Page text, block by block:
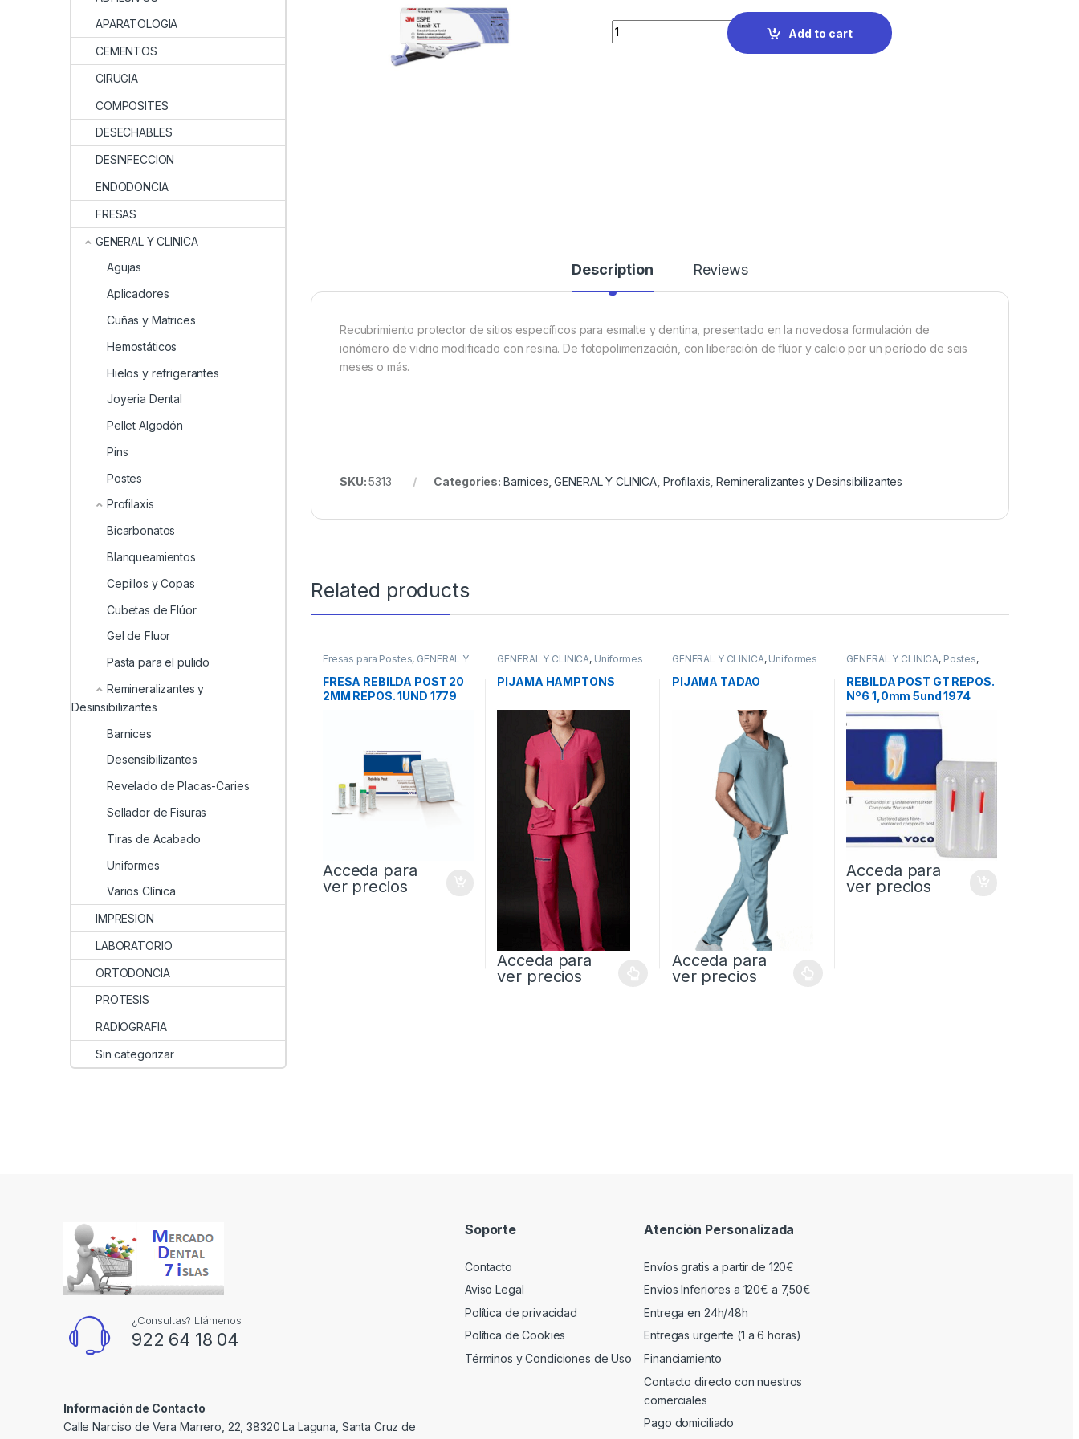
Quantity
Add to cart
Description Reviews
Recubrimiento protector de sitios específicos para esmalte y dentina, presentado en la novedosa formulación de
ionómero de vidrio modificado con resina. De fotopolimerización, con liberación de flúor y calcio por un período de seis
meses o más.
SKU:5313 Categories: Barnices,GENERAL Y CLINICA, Profilaxis,Remineralizantes y Desinsibilizantes
Related products
Fresas para Postes, GENERAL Y
CLINICA
FRESA REBILDA POST 20
2MM REPOS. 1UND 1779
Acceda para
ver precios
GENERAL Y CLINICA, Uniformes
PIJAMA HAMPTONS
Acceda para
ver precios
GENERAL Y CLINICA, Uniformes
PIJAMA TADAO
Acceda para
ver precios
GENERAL Y CLINICA, Postes,
REBILDA POST GT REPOS.
Nº6 1,0mm 5und 1974
Acceda para
ver precios
APARATOLOGIA
CEMENTOS
CIRUGIA
COMPOSITES
DESECHABLES
DESINFECCION
ENDODONCIA
FRESAS
GENERAL Y CLINICA
Agujas
Aplicadores
Cuñas y Matrices
Hemostáticos
Hielos y refrigerantes
Joyeria Dental
Pellet Algodón
Pins
Postes
Profilaxis
Bicarbonatos
Blanqueamientos
Cepillos y Copas
Cubetas de Flúor
Gel de Fluor
Pasta para el pulido
Remineralizantes y
Desinsibilizantes
Barnices
Desensibilizantes
Revelado de Placas-Caries
Sellador de Fisuras
Tiras de Acabado
Uniformes
Varios Clínica
IMPRESION
LABORATORIO
ORTODONCIA
PROTESIS
RADIOGRAFIA
Sin categorizar
¿Consultas? Llámenos
922 64 18 04
Información de Contacto
Calle Narciso de Vera Marrero, 22, 38320 La Laguna, Santa Cruz de
Soporte
Contacto
Aviso Legal
Política de privacidad
Política de Cookies
Términos y Condiciones de Uso
Atención Personalizada
Envíos gratis a partir de 120€
Envios Inferiores a 120€ a 7,50€
Entrega en 24h/48h
Entregas urgente (1 a 6 horas)
Financiamiento
Contacto directo con nuestros
comerciales
Pago domiciliado